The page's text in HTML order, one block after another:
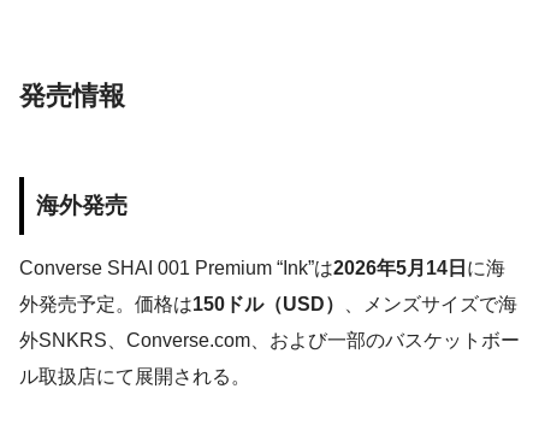
発売情報
海外発売
Converse SHAI 001 Premium “Ink”は2026年5月14日 に海
外発売予定。価格は150ドル（USD）
、メンズサイズで海
外SNKRS、Converse.com、および一部のバスケットボー
ル取扱店にて展開される。